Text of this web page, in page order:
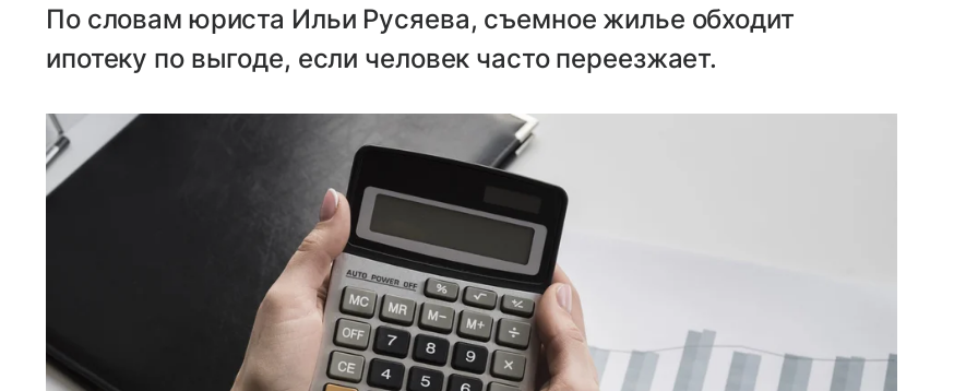
По словам юриста Ильи Русяева, съемное жилье обходит
ипотеку по выгоде, если человек часто переезжает.